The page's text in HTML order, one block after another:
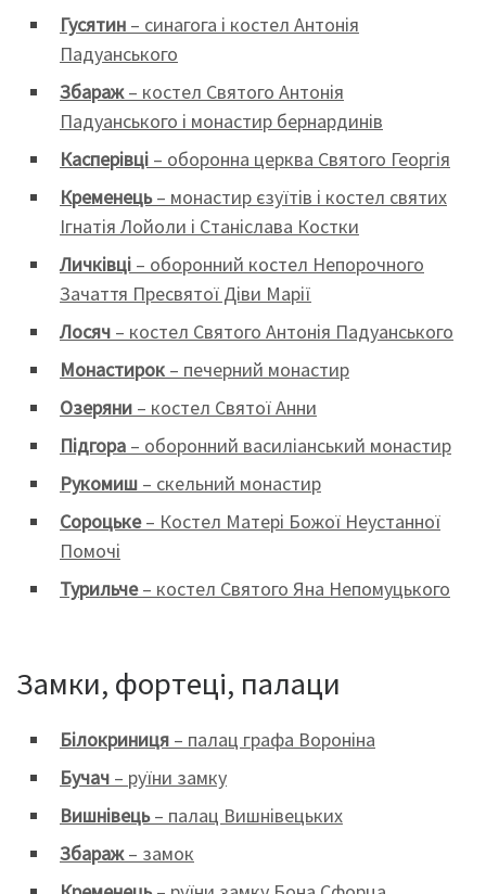
Гусятин – синагога і костел Антонія
Падуанського
Збараж– костел Святого Антонія
Падуанського і монастир бернардинів
Касперівці – оборонна церква Святого Георгія
Кременець– монастир єзуїтів і костел святих
Ігнатія Лойоли і Станіслава Костки
Личківці – оборонний костел Непорочного
Зачаття Пресвятої Діви Марії
Лосяч – костел Святого Антонія Падуанського
Монастирок – печерний монастир
Озеряни – костел Святої Анни
Підгора – оборонний василіанський монастир
Рукомиш – скельний монастир
Сороцьке– Костел Матері Божої Неустанної
Помочі
Турильче– костел Святого Яна Непомуцького
Замки, фортеці, палаци
Білокриниця – палац графа Вороніна
Бучач – руїни замку
Вишнівець– палац Вишнівецьких
Збараж– замок